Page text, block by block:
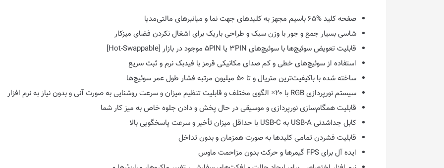
صفحه کلید %۶۵ باسیم مجهز به کلیدهای جهت نما و میانبرهای مالتی‌مدیا
شاسی بسیار جمع و جور با وزن سبک و طراحی باریک برای اشغال نکردن فضای میزکار
قابلیت تعویض سوئیچ‌ها با سوئیچ‌های ۳PIN یا ۵PIN موجود در بازار [Hot-Swappable]
استفاده از سوئیچ‌های خطی و کم صدای مکانیکی قرمز با فیدبک نرم و ثبت سریع
ساخته شده با باکیفیت‌ترین متریال و تا ۵۰ میلیون مرتبه فشار طول عمر سوئیچ‌ها
سیستم نورپردازی RGB با ۲۰× الگوی مختلف و قابلیت تنظیم میزان و سرعت روشنایی به صورت آنی و بدون نیاز به نرم افزار
قابلیت همگام‌سازی نورپردازی و موسیقی در حال پخش و دادن جلوه خاص به میز کار شما
کابل جداشدنی USB-A به USB-C با حداقل میزان تأخیر و سرعت پاسخگویی بالا
قابلیت فشردن تمامی کلیدها به صورت همزمان و بدون تداخل
ایده آل برای FPS گیمرها و حرکت بدون مزاحمت ماوس